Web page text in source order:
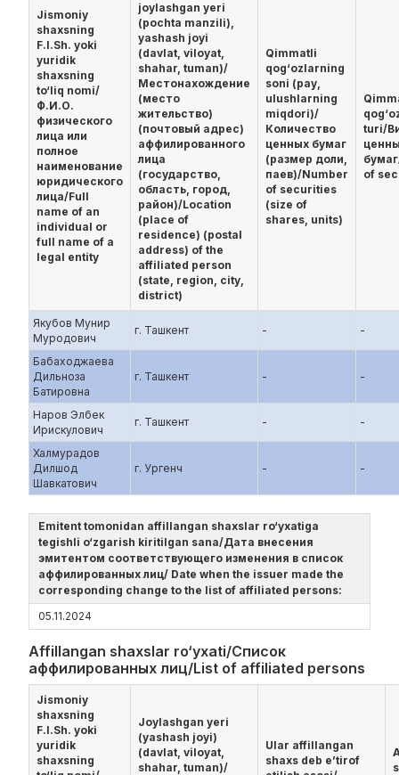
Jismoniy
shaxsning
F.I.Sh. yoki
yuridik
shaxsning
to‘liq nomi/
Ф.И.О.
физического
лица или
полное
наименование
юридического
лица/Full
name of an
individual or
full name of a
legal entity
joylashgan yeri
(pochta manzili),
yashash joyi
(davlat, viloyat,
shahar, tuman)/
Местонахождение
(место
жительство)
(почтовый адрес)
аффилированного
лица
(государство,
область, город,
район)/Location
(place of
residence) (postal
address) of the
affiliated person
(state, region, city,
district)
Qimmatli
qog‘ozlarning
soni (pay,
ulushlarning
miqdori)/
Количество
ценных бумаг
(размер доли,
паев)/Number
of securities
(size of
shares, units)
turi/
of
Якубов Мунир
Муродович
г. Ташкент - -
Бабаходжаева
Дильноза
Батировна
г. Ташкент - -
Наров Элбек
Ирискулович
г. Ташкент - -
Халмурадов
Дилшод
Шавкатович
г. Ургенч - -
Emitent tomonidan affillangan shaxslar ro‘yxatiga
tegishli o‘zgarish kiritilgan sana/Дата внесения
эмитентом соответствующего изменения в список
аффилированных лиц/ Date when the issuer made the
corresponding change to the list of affiliated persons:
05.11.2024
Affillangan shaxslar ro‘yxati/Список
аффилированных лиц/List of affiliated persons
Jismoniy
shaxsning
F.I.Sh. yoki
yuridik
shaxsning
Joylashgan yeri
(yashash joyi)
(davlat, viloyat,
shahar, tuman)/
Ular affillangan
shaxs deb e’tirof